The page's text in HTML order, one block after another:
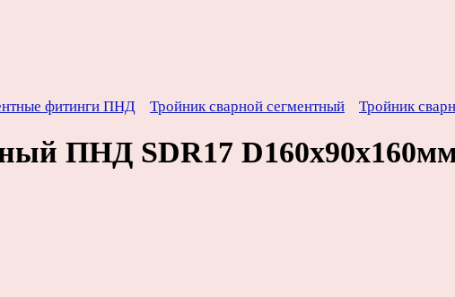
фитинги ПНД Тройник сварной сегментный Тройник
ПНД SDR17